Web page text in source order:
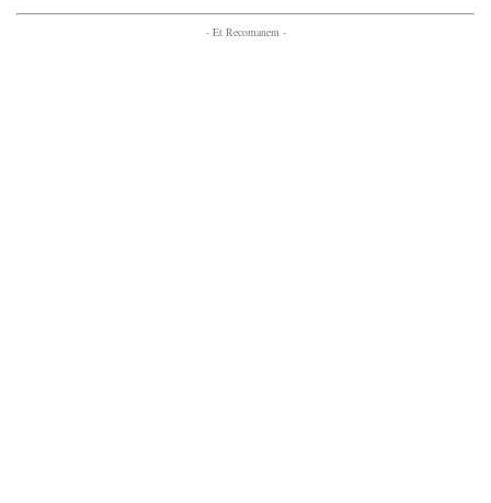
- Et Recomanem -